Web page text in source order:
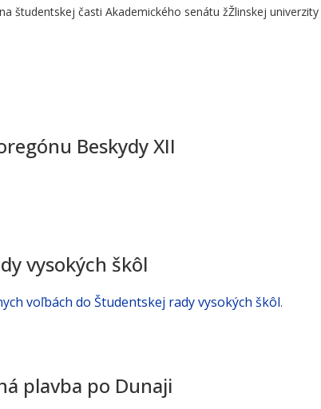
študentskej časti Akademického senátu žŽlinskej
Beskydy XII
vysokých škôl
voľbách do Študentskej rady vysokých škôl.
plavba po Dunaji